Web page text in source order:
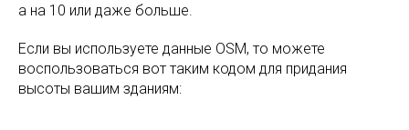
а на 10 или даже больше.
Если вы используете данные OSM, то можете
воспользоваться вот таким кодом для придания
высоты вашим зданиям: